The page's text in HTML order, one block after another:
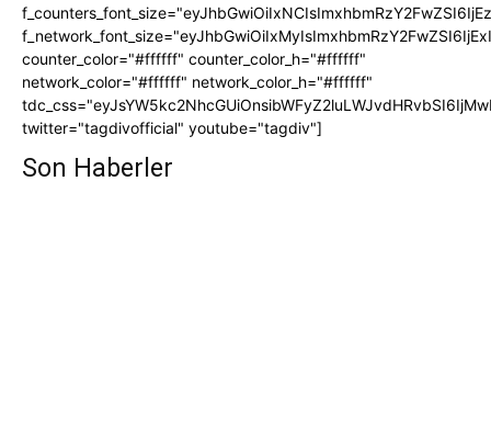
counter_color="#ffffff" counter_color_h="#ffffff"
network_color="#ffffff" network_color_h="#ffffff"
twitter="tagdivofficial" youtube="tagdiv"]
Son Haberler